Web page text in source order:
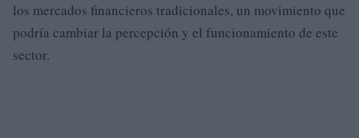
los mercados financieros tradicionales, un movimiento que
podría cambiar la percepción y el funcionamiento de este
sector.